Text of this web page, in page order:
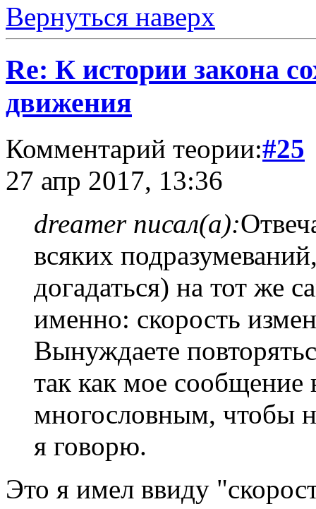
Вернуться наверх
Re: К истории закона
движения
Комментарий теории:#25
27 апр 2017, 13:36
dreamer писал(а):
всяких
догадаться) на тот же
именно: скорость
Вынуждаете
так как мое сообщение
многословным, чтобы
я говорю.
Это я имел ввиду